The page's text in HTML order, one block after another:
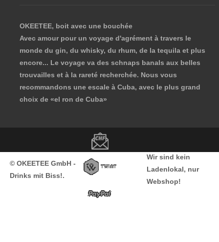
© OKEETEE GmbH -
Drinks mit Biss!.
Wir sind kein
Ladenlokal, nur
Webshop!
OKEETEE, boit avec une bouchée
Avec amour pour un voyage d'agrément à travers le
monde du gin, du whisky, du rhum, de la tequila et plus
encore... Le voyage va des schnaps banals aux belles
trouvailles et à la rareté recherchée. Nous vous
recommandons une escale à Cuba, avec le plus grand
choix de «el ron de Cuba»